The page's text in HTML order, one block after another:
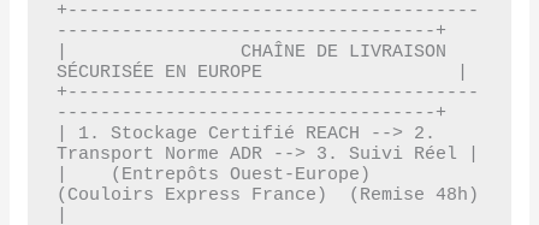
+--------------------------------------
-----------------------------------+
|                CHAÎNE DE LIVRAISON
SÉCURISÉE EN EUROPE                  |
+--------------------------------------
-----------------------------------+
| 1. Stockage Certifié REACH --> 2.
Transport Norme ADR --> 3. Suivi Réel |
|    (Entrepôts Ouest-Europe)
(Couloirs Express France)  (Remise 48h)